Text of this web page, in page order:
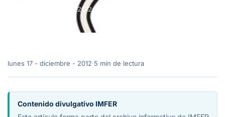
lunes 17 - diciembre - 2012·5 min de lectura
lunes 17 - diciembre - 2012·5 min de lectura
Contenido divulgativo IMFER